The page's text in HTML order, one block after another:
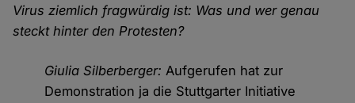
Virus ziemlich fragwürdig ist: Was und wer genau
steckt hinter den Protesten?
Giulia Silberberger: Aufgerufen hat zur
Demonstration ja die Stuttgarter Initiative